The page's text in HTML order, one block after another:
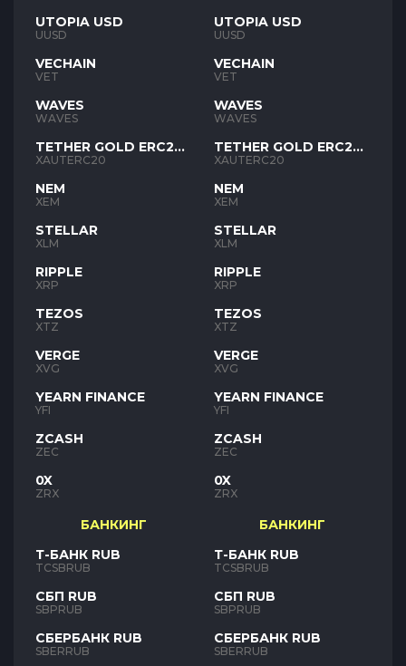
UTOPIA USD
UUSD
VECHAIN
VET
WAVES
WAVES
TETHER GOLD ERC20
XAUT
XAUTERC20
NEM
XEM
STELLAR
XLM
RIPPLE
XRP
TEZOS
XTZ
VERGE
XVG
YEARN FINANCE
YFI
ZCASH
ZEC
0X
ZRX
БАНКИНГ
Т-БАНК RUB
TCSBRUB
СБП RUB
SBPRUB
СБЕРБАНК RUB
SBERRUB
UTOPIA USD
UUSD
VECHAIN
VET
WAVES
WAVES
TETHER GOLD ERC20
XAUT
XAUTERC20
NEM
XEM
STELLAR
XLM
RIPPLE
XRP
TEZOS
XTZ
VERGE
XVG
YEARN FINANCE
YFI
ZCASH
ZEC
0X
ZRX
БАНКИНГ
Т-БАНК RUB
TCSBRUB
СБП RUB
SBPRUB
СБЕРБАНК RUB
SBERRUB